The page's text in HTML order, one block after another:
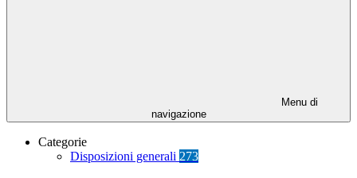
Menu di
navigazione
Categorie
Disposizioni generali 273